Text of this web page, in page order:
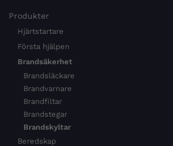
Produkter
Hjärtstartare
Första hjälpen
Brandsäkerhet
Brandsläckare
Brandvarnare
Brandfiltar
Brandstegar
Brandskyltar
Beredskap